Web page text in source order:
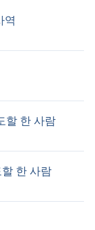
역
할 한 사람
한 사람